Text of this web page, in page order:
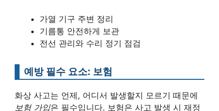
가열 기구 주변 정리
기름통 안전하게 보관
전선 관리와 수리 정기 점검
예방 필수 요소: 보험
화상 사고는 언제, 어디서 발생할지 모르기 때문에
보험 가입은 필수입니다. 보험은 사고 발생 시 재정